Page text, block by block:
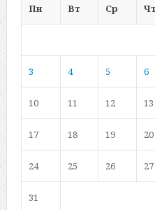
Пн
Вт Ср
3 4 5 6
10 11 12 13
17 18 19 20
24 25 26 27
31